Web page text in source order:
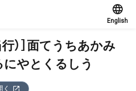
English
行）］面てうちあかみ
やとくるしう